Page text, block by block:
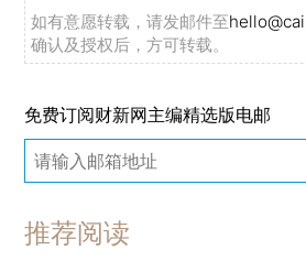
如有意愿转载，请发邮件至
确认及授权后，方可转载。
免费订阅财新网主编精选版电邮
推荐阅读